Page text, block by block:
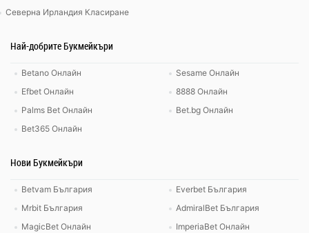
Северна Ирландия Класиране
Най-добрите Букмейкъри
Betano Онлайн
Efbet Онлайн
Palms Bet Онлайн
Bet365 Онлайн
Sesame Онлайн
8888 Онлайн
Bet.bg Онлайн
Нови Букмейкъри
Betvam България
Mrbit България
MagicBet Онлайн
Everbet България
AdmiralBet България
ImperiaBet Онлайн